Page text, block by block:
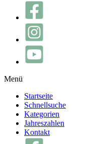
Menü
Startseite
Schnellsuche
Kategorien
Jahreszahlen
Kontakt